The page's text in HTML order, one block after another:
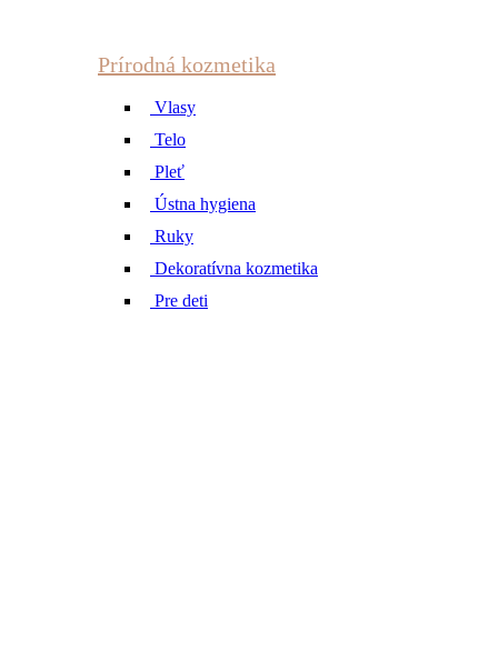
Prírodná kozmetika
Vlasy
Telo
Pleť
Ústna hygiena
Ruky
Dekoratívna kozmetika
Pre deti